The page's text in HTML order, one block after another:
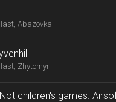
Abazovka
Zhytomyr
children's games.